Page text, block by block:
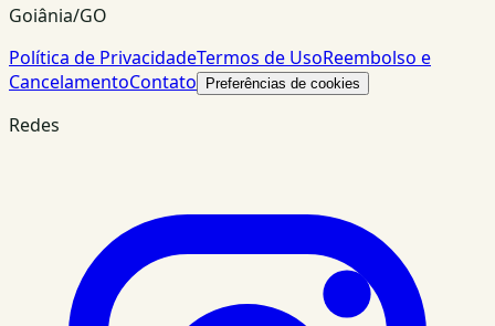
Goiânia/GO
Política de PrivacidadeTermos de UsoReembolso e
CancelamentoContato Preferências de cookies
Redes